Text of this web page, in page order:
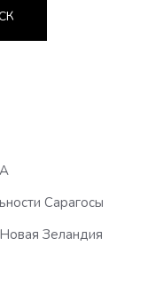
Сарагосы
Зеландия